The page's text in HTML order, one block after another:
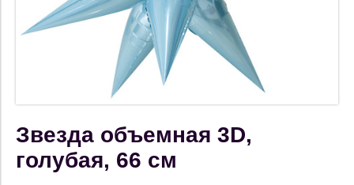
Звезда объемная 3D,
голубая, 66 см